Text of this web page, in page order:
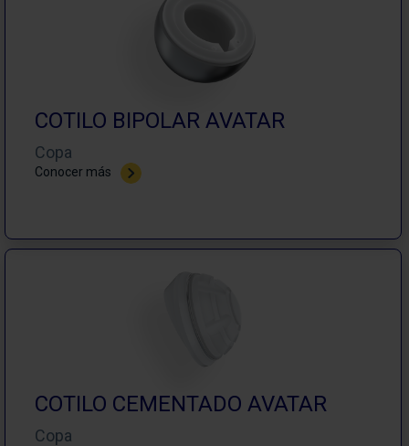
COTILO BIPOLAR AVATAR
Copa
Conocer más
COTILO CEMENTADO AVATAR
Copa